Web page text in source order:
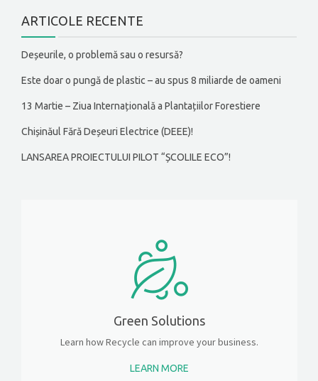
ARTICOLE RECENTE
Deșeurile, o problemă sau o resursă?
Este doar o pungă de plastic – au spus 8 miliarde de oameni
13 Martie – Ziua Internațională a Plantațiilor Forestiere
Chișinăul Fără Deșeuri Electrice (DEEE)!
LANSAREA PROIECTULUI PILOT “ȘCOLILE ECO”!
Green Solutions
Learn how Recycle can improve your business.
LEARN MORE